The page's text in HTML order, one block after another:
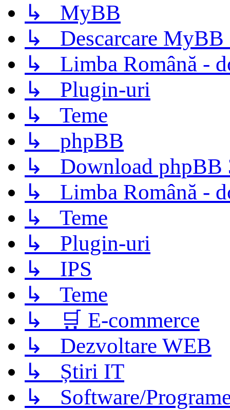
↳ MyBB
↳ Descarcare MyBB
↳ Limba Română -
↳ Plugin-uri
↳ Teme
↳ phpBB
↳ Download phpBB
↳ Limba Română -
↳ Teme
↳ Plugin-uri
↳ IPS
↳ Teme
↳ 🛒 E-commerce
↳ Dezvoltare WEB
↳ Știri IT
↳ Software/